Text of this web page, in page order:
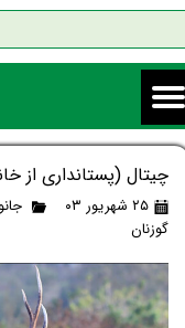
چیتال (پستانداری از
۲۵ شهریور ۰۳
گوزنان